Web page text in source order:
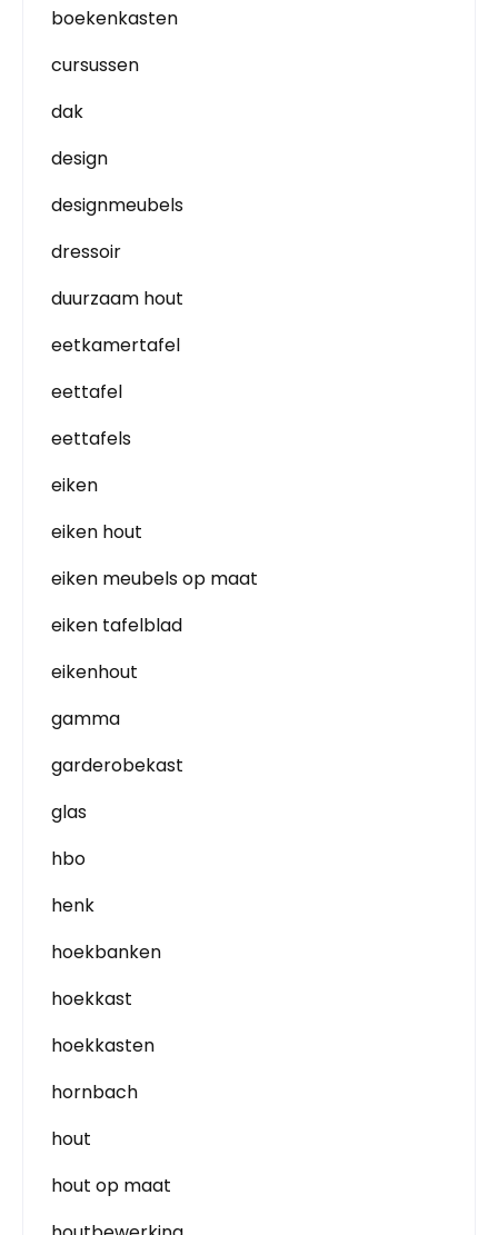
boekenkasten
cursussen
dak
design
designmeubels
dressoir
duurzaam hout
eetkamertafel
eettafel
eettafels
eiken
eiken hout
eiken meubels op maat
eiken tafelblad
eikenhout
gamma
garderobekast
glas
hbo
henk
hoekbanken
hoekkast
hoekkasten
hornbach
hout
hout op maat